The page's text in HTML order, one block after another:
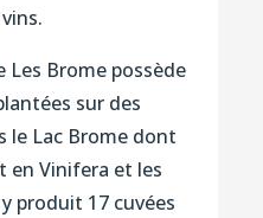
Les Brome possède
sur des
le Lac Brome dont
en Vinifera et les
produit 17 cuvées